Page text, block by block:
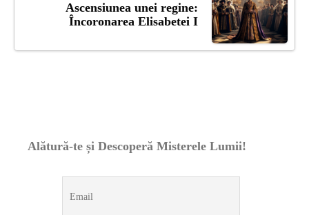
Ascensiunea unei regine:
Încoronarea Elisabetei I
Alătură-te și Descoperă Misterele Lumii!